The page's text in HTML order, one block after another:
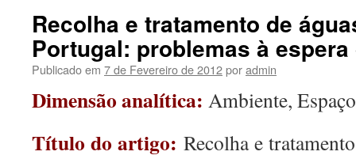
conteúdo
Recolha e tratamento de
Portugal: problemas à
Publicado em 7 de Fevereiro de 2012poradmin
Dimensão analítica: Ambiente,
Título do artigo: Recolha e